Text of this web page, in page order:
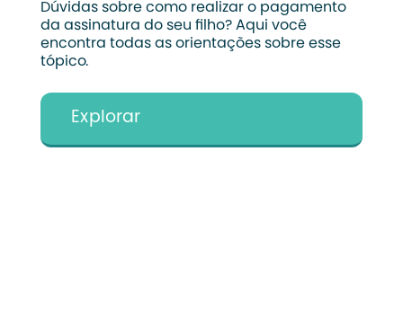
Dúvidas sobre como realizar o pagamento
da assinatura do seu filho? Aqui você
encontra todas as orientações sobre esse
tópico.
Explorar